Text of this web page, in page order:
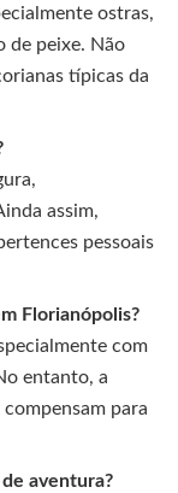
ostras,
de peixe. Não
típicas da
assim,
pessoais
Florianópolis?
com
entanto, a
para
aventura?